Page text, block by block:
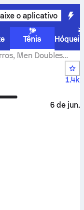
o aplicativo
Tênis
Hóquei
Men Doubles
tournament header
1.4k
6 de jun.